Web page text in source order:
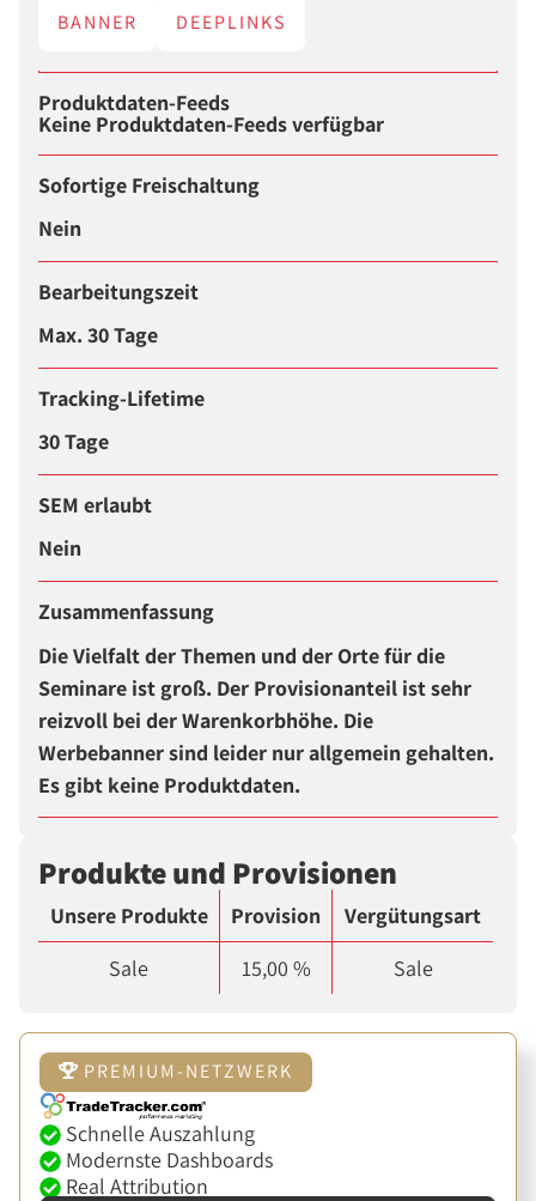
BANNER DEEPLINKS
Produktdaten-Feeds
Keine Produktdaten-Feeds verfügbar
Sofortige Freischaltung
Nein
Bearbeitungszeit
Max. 30 Tage
Tracking-Lifetime
30 Tage
SEM erlaubt
Nein
Zusammenfassung
Die Vielfalt der Themen und der Orte für die
Seminare ist groß. Der Provisionanteil ist sehr
reizvoll bei der Warenkorbhöhe. Die
Werbebanner sind leider nur allgemein gehalten.
Es gibt keine Produktdaten.
Produkte und Provisionen
Unsere Produkte Provision
Vergütungsart
Sale
15,00 % Sale
PREMIUM-NETZWERK
Schnelle Auszahlung
Modernste Dashboards
Real Attribution